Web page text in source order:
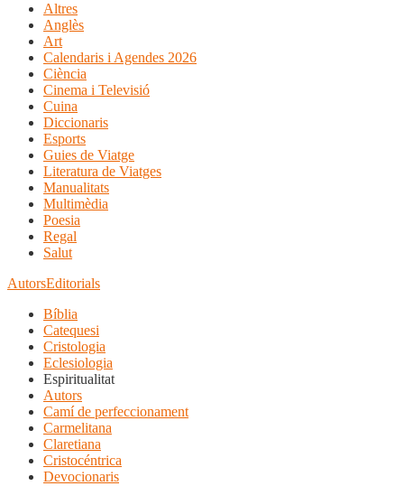
Altres
Anglès
Art
Calendaris i Agendes 2026
Ciència
Cinema i Televisió
Cuina
Diccionaris
Esports
Guies de Viatge
Literatura de Viatges
Manualitats
Multimèdia
Poesia
Regal
Salut
AutorsEditorials
Bíblia
Catequesi
Cristologia
Eclesiologia
Espiritualitat
Autors
Camí de perfeccionament
Carmelitana
Claretiana
Cristocéntrica
Devocionaris